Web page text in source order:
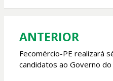
o
k
Navegação
de
Post
ANTERIOR
Fecomércio-PE realizará
candidatos ao Governo